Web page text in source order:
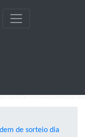
de sorteio dia